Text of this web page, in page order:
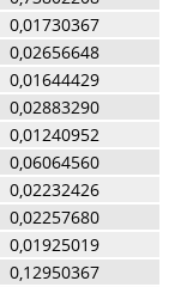
0,01730367
0,02656648
0,01644429
0,02883290
0,01240952
0,06064560
0,02232426
0,02257680
0,01925019
0,12950367